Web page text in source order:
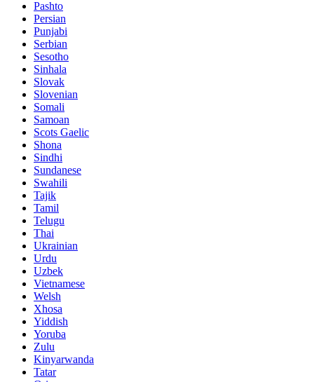
Pashto
Persian
Punjabi
Serbian
Sesotho
Sinhala
Slovak
Slovenian
Somali
Samoan
Scots Gaelic
Shona
Sindhi
Sundanese
Swahili
Tajik
Tamil
Telugu
Thai
Ukrainian
Urdu
Uzbek
Vietnamese
Welsh
Xhosa
Yiddish
Yoruba
Zulu
Kinyarwanda
Tatar